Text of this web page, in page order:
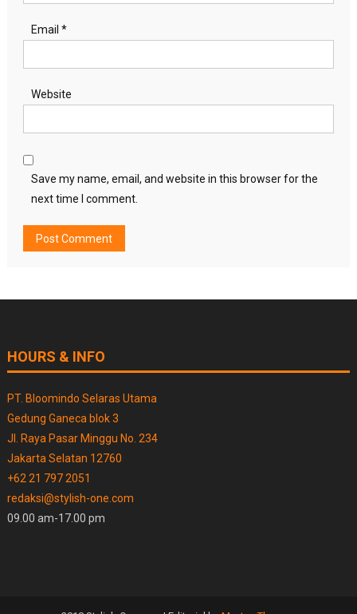
Email *
Website
Save my name, email, and website in this browser for the
next time I comment.
HOURS & INFO
PT. Bloomindo Selaras Utama
Gedung Ganeca blok 3
Jl. Raya Pasar Minggu No. 234
Jakarta Selatan 12760
+62 21 797 2051
redaksi@stylish-one.com
09.00 am-17.00 pm